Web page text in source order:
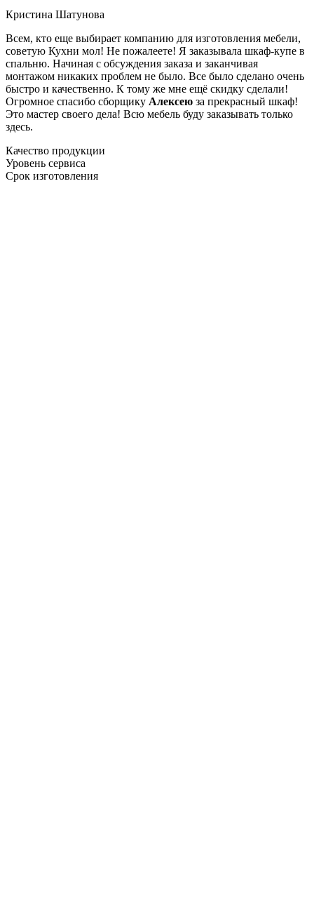
Кристина Шатунова
Всем, кто еще выбирает компанию для изготовления мебели,
советую Кухни мол! Не пожалеете! Я заказывала шкаф-купе в
спальню. Начиная с обсуждения заказа и заканчивая
монтажом никаких проблем не было. Все было сделано очень
быстро и качественно. К тому же мне ещё скидку сделали!
Огромное спасибо сборщику Алексею за прекрасный шкаф!
Это мастер своего дела! Всю мебель буду заказывать только
здесь.
Качество продукции
Уровень сервиса
Срок изготовления